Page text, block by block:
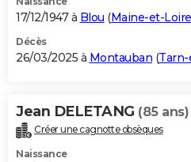
17/12/1947 à Blou (Maine-et-Loire
Décès
26/03/2025 à Montauban (Tarn-
Jean DELETANG (85 ans)
Créer une cagnotte obsèques
Naissance